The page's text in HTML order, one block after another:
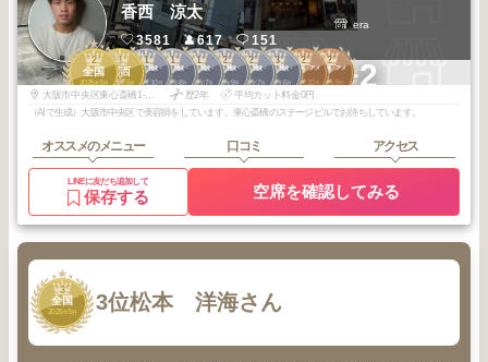
2
全国
2025年 5月
1
関西
2025年 5月
1
心斎橋・難波・
天王寺
2025年 10月
1
心斎橋・難波・
2025年8月
1
心斎橋・難波・
2025年7月
2
心斎橋・難波・
2025年9月
2
心斎橋・難波・
2025年7月
3
心斎橋・難波・
2025年6月
2
西心斎橋・アメ
2025年 10月
2
西心斎橋・アメ
2025年 9月+2
香西 涼太
3581 617 151
era
大阪市中央区東心斎橋1-19-6ステージビル2 3F 歴2年
平均カット料金0円
（AIで生成）大阪市中央区で美容師をしています。東心斎橋のステージビルでお待ちしています。
オススメのメニュー 口コミ アクセス
LINEに友だち追加して
保存する 空席を確認してみる
3
全国
2025年 5月 3位松本 洋海さん